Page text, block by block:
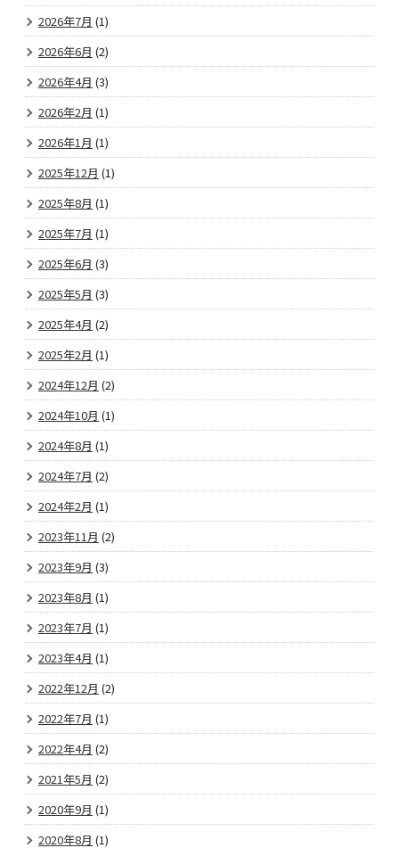
2026年7月 (1)
2026年6月 (2)
2026年4月 (3)
2026年2月 (1)
2026年1月 (1)
2025年12月 (1)
2025年8月 (1)
2025年7月 (1)
2025年6月 (3)
2025年5月 (3)
2025年4月 (2)
2025年2月 (1)
2024年12月 (2)
2024年10月 (1)
2024年8月 (1)
2024年7月 (2)
2024年2月 (1)
2023年11月 (2)
2023年9月 (3)
2023年8月 (1)
2023年7月 (1)
2023年4月 (1)
2022年12月 (2)
2022年7月 (1)
2022年4月 (2)
2021年5月 (2)
2020年9月 (1)
2020年8月 (1)